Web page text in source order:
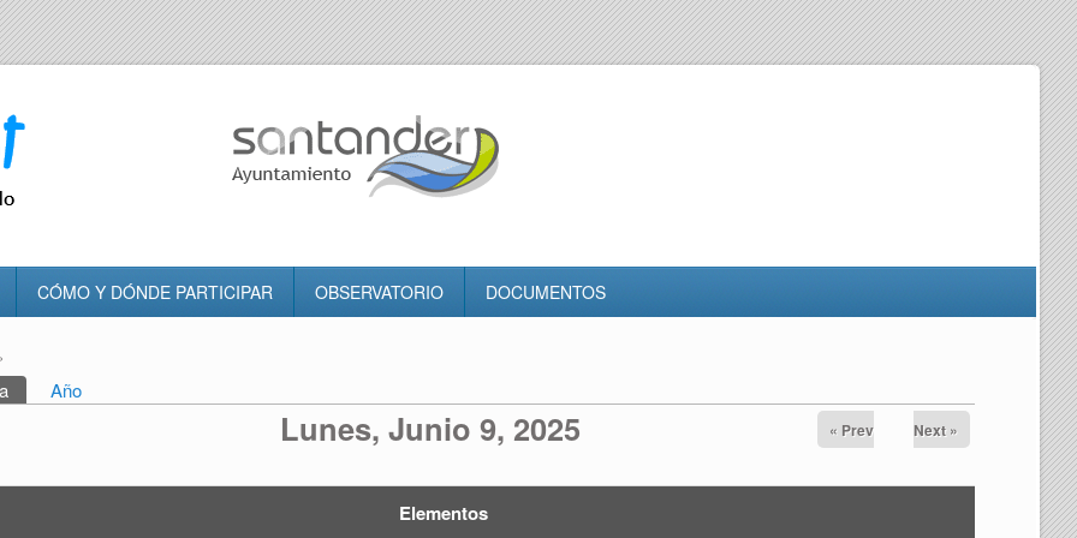
CÓMO Y DÓNDE PARTICIPAR OBSERVATORIO DOCUMENTOS
usted aquí
(solapa activa)
Año
Lunes, Junio 9, 2025 « Prev Next »
Elementos